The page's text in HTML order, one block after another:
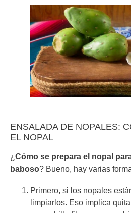
ENSALADA DE NOPALES:
EL NOPAL
¿ Cómo se prepara el nopal
baboso? Bueno, hay varias
Primero, si los nopales
limpiarlos. Eso implica